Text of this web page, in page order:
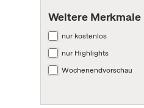
Weitere Merkmale
nur kostenlos
nur Highlights
Wochenendvorschau